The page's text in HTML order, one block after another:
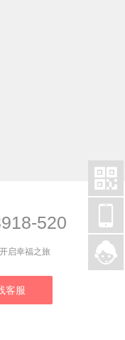
520
启幸福之旅
客服

